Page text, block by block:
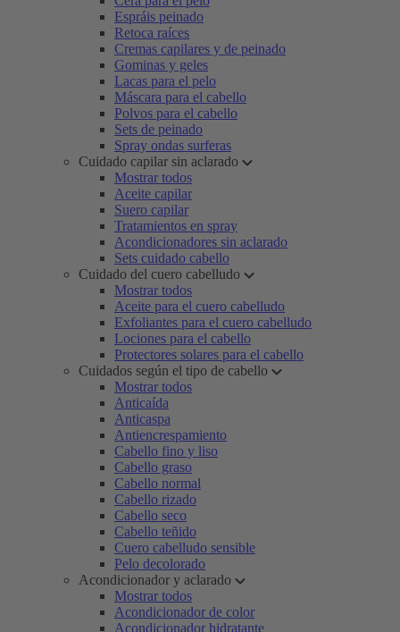
Espráis peinado
Retoca raíces
Cremas capilares y de peinado
Gominas y geles
Lacas para el pelo
Máscara para el cabello
Polvos para el cabello
Sets de peinado
Spray ondas surferas
Cuidado capilar sin aclarado
Mostrar todos
Aceite capilar
Suero capilar
Tratamientos en spray
Acondicionadores sin aclarado
Sets cuidado cabello
Cuidado del cuero cabelludo
Mostrar todos
Aceite para el cuero cabelludo
Exfoliantes para el cuero cabelludo
Lociones para el cabello
Protectores solares para el cabello
Cuidados según el tipo de cabello
Mostrar todos
Anticaída
Anticaspa
Antiencrespamiento
Cabello fino y liso
Cabello graso
Cabello normal
Cabello rizado
Cabello seco
Cabello teñido
Cuero cabelludo sensible
Pelo decolorado
Acondicionador y aclarado
Mostrar todos
Acondicionador de color
Acondicionador hidratante